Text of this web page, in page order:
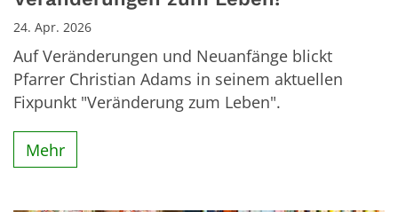
24. Apr. 2026
Auf Veränderungen und Neuanfänge blickt
Pfarrer Christian Adams in seinem aktuellen
Fixpunkt "Veränderung zum Leben".
Mehr